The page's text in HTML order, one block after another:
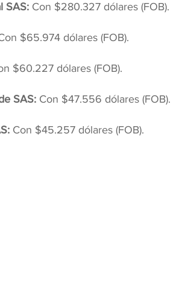
SAS: Con $280.327 dólares (FOB).
$65.974 dólares (FOB).
$60.227 dólares (FOB).
SAS: Con $47.556 dólares (FOB).
Con $45.257 dólares (FOB).